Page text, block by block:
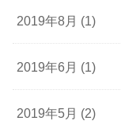
2019年8月 (1)
2019年6月 (1)
2019年5月 (2)